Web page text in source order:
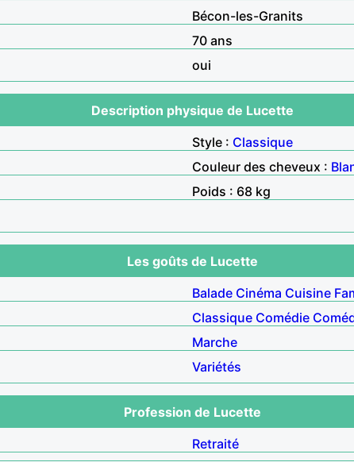
Bécon-les-Granits
70 ans
oui
Description physique de Lucette
Style : Classique
Couleur des cheveux :
Poids : 68 kg
Les goûts de Lucette
Balade Cinéma Cuisine
Classique Comédie
Marche
Variétés
Profession de Lucette
Retraité